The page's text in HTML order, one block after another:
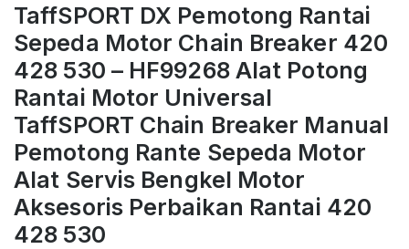
TaffSPORT DX Pemotong Rantai
Sepeda Motor Chain Breaker 420
428 530 – HF99268 Alat Potong
Rantai Motor Universal
TaffSPORT Chain Breaker Manual
Pemotong Rante Sepeda Motor
Alat Servis Bengkel Motor
Aksesoris Perbaikan Rantai 420
428 530